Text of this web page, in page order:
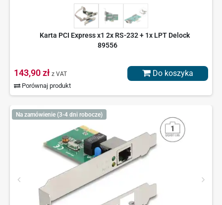
Karta PCI Express x1 2x RS-232 + 1x LPT Delock
89556
143,90 zł z VAT
Porównaj produkt
Do koszyka
Na zamówienie (3-4 dni robocze)